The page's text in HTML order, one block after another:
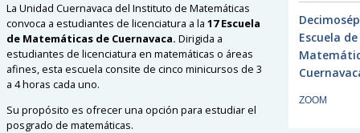
La Unidad Cuernavaca del Instituto de Matemáticas
convoca a estudiantes de licenciatura a la17 Escuela
de Matemáticas de Cuernavaca. Dirigida a
estudiantes de licenciatura en matemáticas o áreas
afines, esta escuela consite de cinco minicursos de 3
a 4 horas cada uno.
Su propósito es ofrecer una opción para estudiar el
posgrado de matemáticas.
Escuela
ZOOM